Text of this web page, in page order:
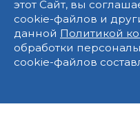
этот Сайт, вы
cookie-файлов и
данной Политикой
обработки
cookie-файлов